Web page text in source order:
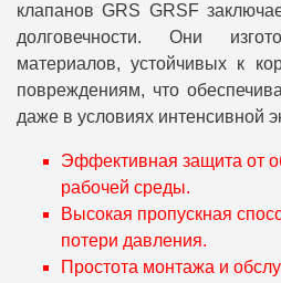
клапанов GRS GRSF
долговечности. Они
материалов, устойчивых к
повреждениям, что
даже в условиях интенсивной
Эффективная защита от
рабочей среды.
Высокая пропускная
потери давления.
Простота монтажа и